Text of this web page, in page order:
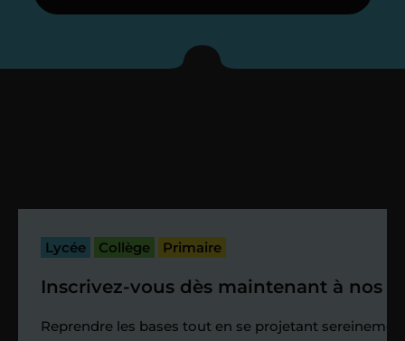
Je vous présente votre
enseignant sous 72
passé.
Étape 4
Lycée Collège Primaire
Inscrivez-vous dès maintenant à nos
Reprendre les bases tout en se projetant